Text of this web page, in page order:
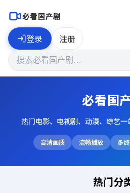
必看国产剧
登录 注册
必看国
热门电影、电视剧、动漫、综艺一
高清画质 流畅播放 多
热门分